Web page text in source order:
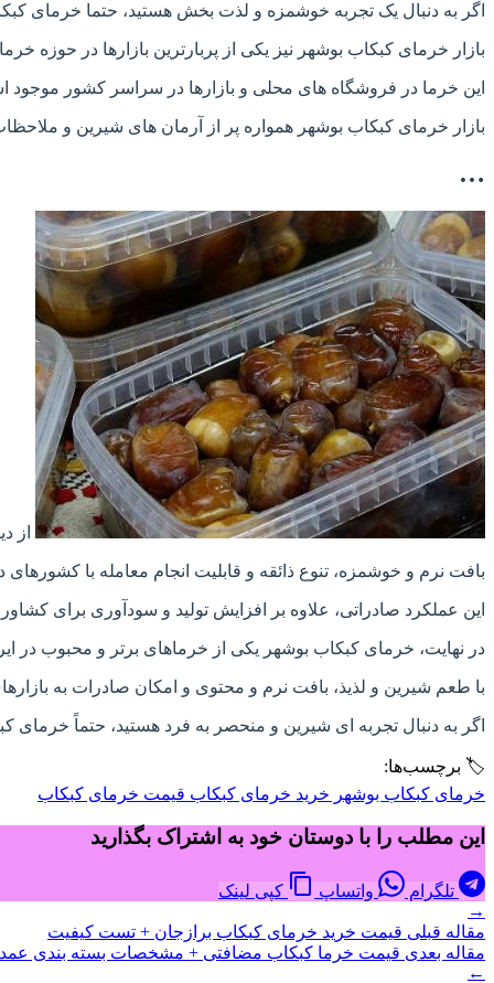
اگر به دنبال یک تجربه خوشمزه و لذت بخش هستید، حتما خرمای
بازار خرمای کبکاب بوشهر نیز یکی از پربارترین بازارها در حوزه
این خرما در فروشگاه های محلی و بازارها در سراسر کشور موجود
بازار خرمای کبکاب بوشهر همواره پر از آرمان های شیرین و
…
از
بافت نرم و خوشمزه، تنوع ذائقه و قابلیت انجام معامله با
این عملکرد صادراتی، علاوه بر افزایش تولید و سودآوری برای
در نهایت، خرمای کبکاب بوشهر یکی از خرماهای برتر و محبوب
با طعم شیرین و لذیذ، بافت نرم و محتوی و امکان صادرات به
اگر به دنبال تجربه ای شیرین و منحصر به فرد هستید، حتماً خرمای
🏷️ برچسب‌ها:
خرمای کبکاب بوشهر خرید خرمای کبکاب قیمت خرمای کبکاب
این مطلب را با دوستان خود به اشتراک بگذارید
تلگرام واتساپ
کپی لینک
→
مقاله قبلی قیمت خرید خرمای کبکاب برازجان + تست کیفیت
مقاله بعدی قیمت خرما کبکاب مضافتی + مشخصات بسته بندی
←